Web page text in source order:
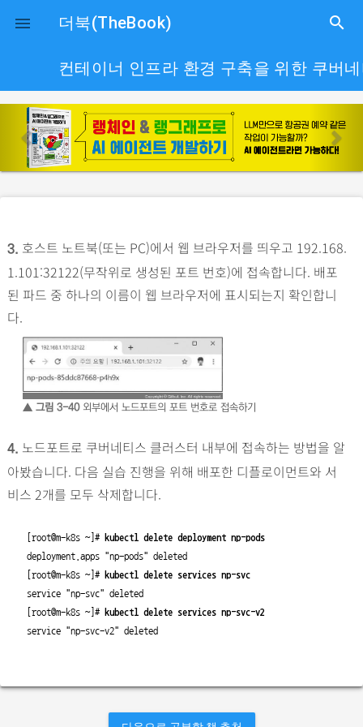
close
 더북(TheBook) search
컨테이너 인프라 환경 구축을 위한 쿠버
p
r
e
u
s
e
x
3. 호스트 노트북(또는 PC)에서 웹 브라우저를 띄우고 192.168.
1.101:32122(무작위로 생성된 포트 번호)에 접속합니다. 배포
된 파드 중 하나의 이름이 웹 브라우저에 표시되는지 확인합니
다.
▲ 그림 3-40외부에서 노드포트의 포트 번호로 접속하기
4. 노드포트로 쿠버네티스 클러스터 내부에 접속하는 방법을 알
아봤습니다. 다음 실습 진행을 위해 배포한 디플로이먼트와 서
비스 2개를 모두 삭제합니다.
[root@m-k8s ~]#
kubectl delete deployment np-pods
deployment.apps "np-pods" deleted
[root@m-k8s ~]#
kubectl delete services np-svc
service "np-svc" deleted
[root@m-k8s ~]#
kubectl delete services np-svc-v2
service "np-svc-v2" deleted